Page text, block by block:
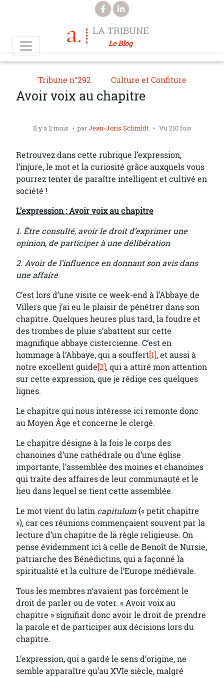
Aller au contenu principal
LA TRIBUNE
Le Blog
Tribune n°292 Culture et Confiture
Avoir voix au chapitre
Il y a 2 mois parJean-Joris Schmidt Vu 210 fois
Retrouvez dans cette rubrique l’expression,
l’injure, le mot et la curiosité grâce auxquels vous
pourrez tenter de paraître intelligent et cultivé en
société !
L’expression : Avoir voix au chapitre
1. Être consulté, avoir le droit d’exprimer une
opinion, de participer à une délibération
2. Avoir de l’influence en donnant son avis dans
une affaire
C’est lors d’une visite ce week-end à l’Abbaye de
Villers que j’ai eu le plaisir de pénétrer dans son
chapitre. Quelques heures plus tard, la foudre et
des trombes de pluie s’abattent sur cette
magnifique abbaye cistercienne. C’est en
hommage à l’Abbaye, qui a souffert[1], et aussi à
notre excellent guide[2], qui a attiré mon attention
sur cette expression, que je rédige ces quelques
lignes.
Le chapitre qui nous intéresse ici remonte donc
au Moyen Âge et concerne le clergé.
Le chapitre désigne à la fois le corps des
chanoines d’une cathédrale ou d’une église
importante, l’assemblée des moines et chanoines
qui traite des affaires de leur communauté et le
lieu dans lequel se tient cette assemblée.
Le mot vient du latin capitulum (« petit chapitre
»), car ces réunions commençaient souvent par la
lecture d’un chapitre de la règle religieuse. On
pense évidemment ici à celle de Benoît de Nursie,
patriarche des Bénédictins, qui a façonné la
spiritualité et la culture de l’Europe médiévale.
Tous les membres n’avaient pas forcément le
droit de parler ou de voter. « Avoir voix au
chapitre » signifiait donc avoir le droit de prendre
la parole et de participer aux décisions lors du
chapitre.
L’expression, qui a gardé le sens d’origine, ne
semble apparaître qu’au XVIe siècle, malgré